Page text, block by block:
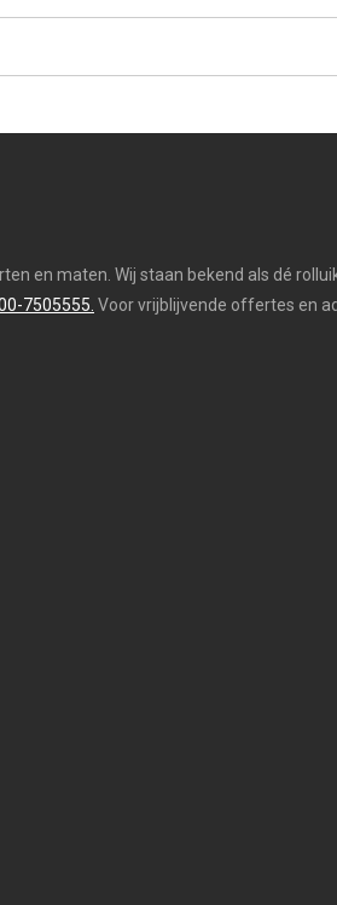
en maten. Wij staan bekend als dé
7505555. Voor vrijblijvende offertes en